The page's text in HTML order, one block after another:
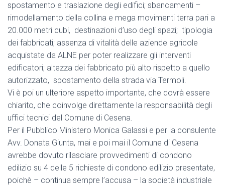
spostamento e traslazione degli edifici; sbancamenti –
rimodellamento della collina e mega movimenti terra pari a
20.000 metri cubi, destinazioni d’uso degli spazi; tipologia
dei fabbricati; assenza di vitalità delle aziende agricole
acquistate da ALNE per poter realizzare gli interventi
edificatori; altezza dei fabbricato più alto rispetto a quello
autorizzato, spostamento della strada via Termoli.
Vi è poi un ulteriore aspetto importante, che dovrà essere
chiarito, che coinvolge direttamente la responsabilità degli
uffici tecnici del Comune di Cesena.
Per il Pubblico Ministero Monica Galassi e per la consulente
Avv. Donata Giunta, mai e poi mai il Comune di Cesena
avrebbe dovuto rilasciare provvedimenti di condono
edilizio su 4 delle 5 richieste di condono edilizio presentate,
poichè – continua sempre l’accusa – la società industriale